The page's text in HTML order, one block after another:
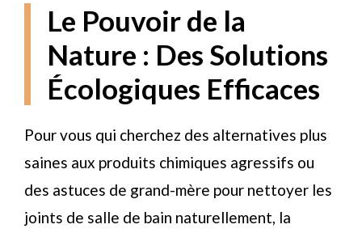
Le Pouvoir de la
Nature : Des Solutions
Écologiques Efficaces
Pour vous qui cherchez des alternatives plus
saines aux produits chimiques agressifs ou
des astuces de grand-mère pour nettoyer les
joints de salle de bain naturellement, la